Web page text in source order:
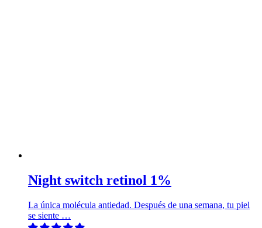
Night switch retinol 1%
La única molécula antiedad. Después de una semana, tu piel
se siente …